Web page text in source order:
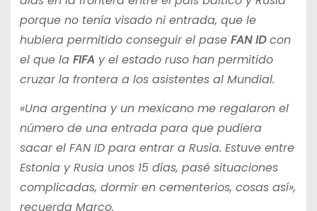
porque no tenía visado ni entrada, que le
hubiera permitido conseguir el pase FAN IDcon
el que la FIFA y el estado ruso han permitido
cruzar la frontera a los asistentes al Mundial.
«Una argentina y un mexicano me regalaron el
número de una entrada para que pudiera
sacar el FAN ID para entrar a Rusia. Estuve entre
Estonia y Rusia unos 15 días, pasé situaciones
complicadas, dormir en cementerios, cosas así»,
recuerda Marco.